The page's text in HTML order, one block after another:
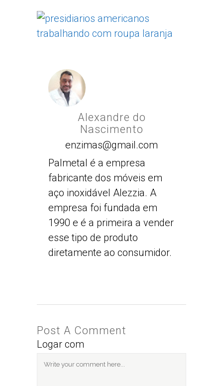
Alexandre do
Nascimento
enzimas@gmail.com
Palmetal é a empresa
fabricante dos móveis em
aço inoxidável Alezzia. A
empresa foi fundada em
1990 e é a primeira a vender
esse tipo de produto
diretamente ao consumidor.
Post A Comment
Logar com